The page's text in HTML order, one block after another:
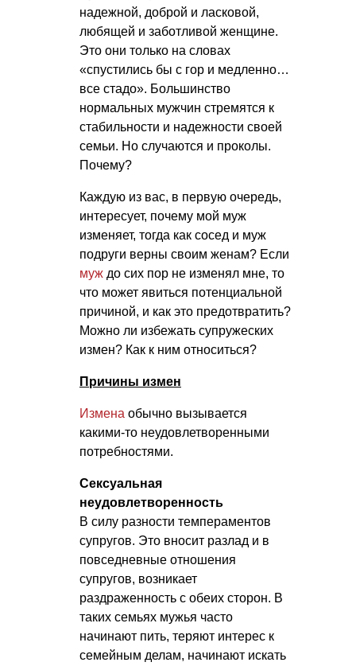
надежной, доброй и ласковой,
любящей и заботливой женщине.
Это они только на словах
«спустились бы с гор и медленно…
все стадо». Большинство
нормальных мужчин стремятся к
стабильности и надежности своей
семьи. Но случаются и проколы.
Почему?
Каждую из вас, в первую очередь,
интересует, почему мой муж
изменяет, тогда как сосед и муж
подруги верны своим женам? Если
муж до сих пор не изменял мне, то
что может явиться потенциальной
причиной, и как это предотвратить?
Можно ли избежать супружеских
измен? Как к ним относиться?
Причины измен
Измена обычно вызывается
какими-то неудовлетворенными
потребностями.
Сексуальная
неудовлетворенность
В силу разности темпераментов
супругов. Это вносит разлад и в
повседневные отношения
супругов, возникает
раздраженность с обеих сторон. В
таких семьях мужья часто
начинают пить, теряют интерес к
семейным делам, начинают искать